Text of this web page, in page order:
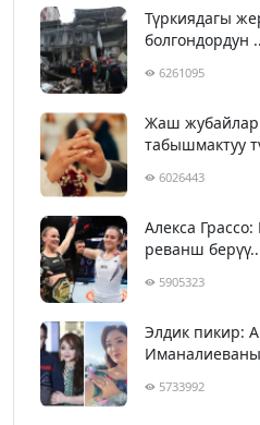
Түркиядагы
болгондордун
6261095
Жаш жубайлар
табышмактуу
6026443
Алекса
реванш
5905323
Элдик пикир:
5733992